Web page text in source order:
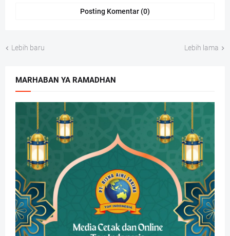
Posting Komentar (0)
Lebih baru Lebih lama
MARHABAN YA RAMADHAN